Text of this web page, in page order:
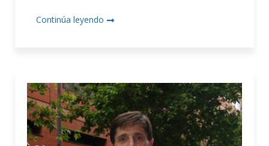
Continúa leyendo